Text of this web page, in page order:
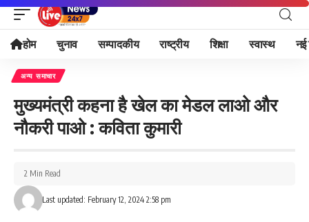
होम चुनाव सम्पादकीय राष्ट्रीय शिक्षा स्वास्थ नई
अन्य समाचार
मुख्यमंत्री कहना है खेल का मेडल लाओ और
नौकरी पाओ : कविता कुमारी
Last updated: February 12, 2024 2:58 pm
2 Min Read